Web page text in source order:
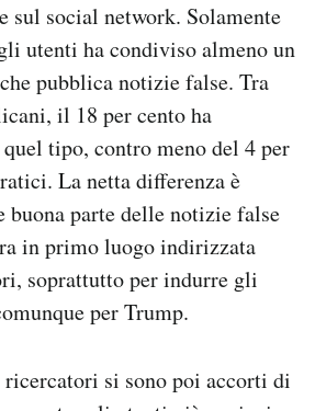
sul social network. Solamente
utenti ha condiviso almeno un
pubblica notizie false. Tra
il 18 per cento ha
tipo, contro meno del 4 per
La netta differenza è
buona parte delle notizie false
in primo luogo indirizzata
soprattutto per indurre gli
per Trump.
si sono poi accorti di